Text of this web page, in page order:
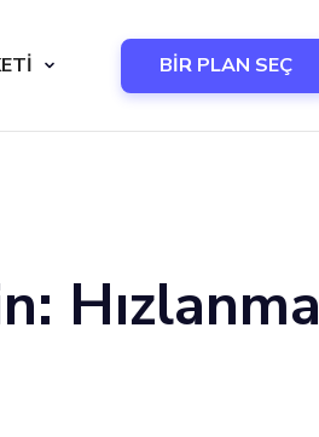
BİR PLAN SEÇ
Hızlanma